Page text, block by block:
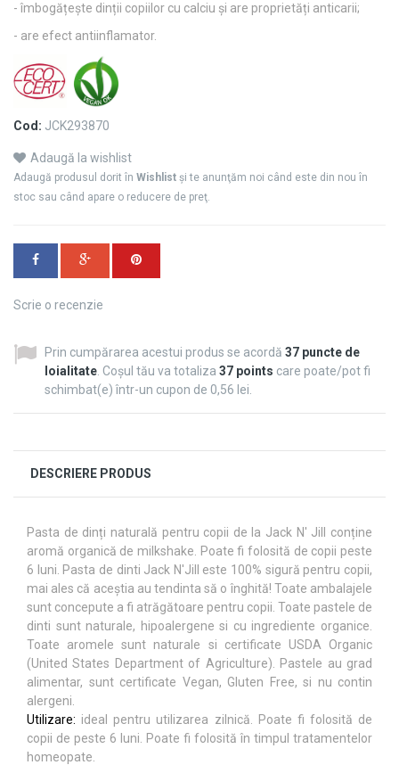
- îmbogățește dinții copiilor cu calciu și are proprietăți anticarii;
- are efect antiinflamator.
Cod: JCK293870
Adaugă la wishlist
Adaugă produsul dorit în Wishlist şi te anunţăm noi când este din nou în
stoc sau când apare o reducere de preţ.
Scrie o recenzie
Prin cumpărarea acestui produs se acordă 37 puncte de
loialitate . Coșul tău va totaliza 37 points care poate/pot fi
schimbat(e) într-un cupon de 0,56 lei
DESCRIERE PRODUS
Pasta de dinți naturală pentru copii de la Jack N' Jill conține
aromă organică de milkshake. Poate fi folosită de copii peste
6 luni. Pasta de dinti Jack N'Jill este 100% sigură pentru copii,
mai ales că aceștia au tendinta să o înghită! Toate ambalajele
sunt concepute a fi atrăgătoare pentru copii. Toate pastele de
dinti sunt naturale, hipoalergene si cu ingrediente organice.
Toate aromele sunt naturale si certificate USDA Organic
(United States Department of Agriculture). Pastele au grad
alimentar, sunt certificate Vegan, Gluten Free, si nu contin
alergeni.
Utilizare: ideal pentru utilizarea zilnică. Poate fi folosită de
copii de peste 6 luni. Poate fi folosită în timpul tratamentelor
homeopate.